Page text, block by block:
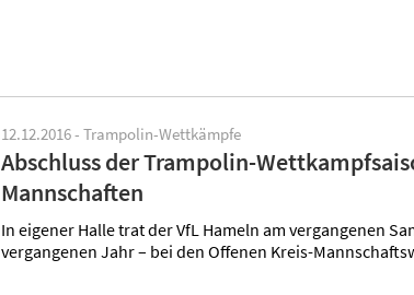
12.12.2016 - Trampolin-Wettkämpfe
Abschluss der Trampolin-
Mannschaften
In eigener Halle trat der VfL Hameln am vergangenen
vergangenen Jahr – bei den Offenen Kreis-